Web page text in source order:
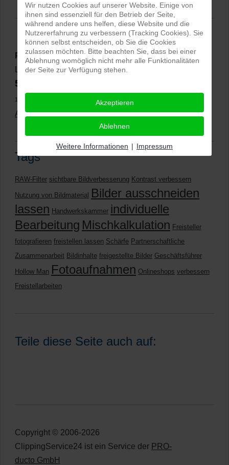
PRO-ducto GmbH, Fotografie und Bildbearbeitung in
Lichtenau
5,0
11.01.2026)
Alle Rezensionen ansehen|Bewertung abgeben
Tags
RAW-Filter sichtbare Bildverbesserung Kontrast verbessern
Nutzung von Bildmaterial Bilder ausschneiden
lassen Handwerkskammer individuelle
Bearbeitung Mischkalkulation Freisteller
fotografieren freistellen lassen Schärfe Partnerschaftliche
Zusammenarbeit Bildinhalte freigestellte Bilder Geschäftsführer
Hollow Man Fotoaufnahmen Onlineshops verbessern
Freistellarbeiten
Teile diese Seite auch auf:
Copyright © 2006-2026
ClippingService24 ist ein Service der PRO-
ducto GmbH
Wir nutzen Cookies auf unserer Website. Einige von
ihnen sind essenziell für den Betrieb der Seite,
während andere uns helfen, diese Website und die
Nutzererfahrung zu verbessern (Tracking Cookies). Sie
können selbst entscheiden, ob Sie die Cookies
zulassen möchten. Bitte beachten Sie, dass bei einer
Ablehnung womöglich nicht mehr alle Funktionalitäten
der Seite zur Verfügung stehen.
Akzeptieren
Ablehnen
Weitere Informationen | Impressum